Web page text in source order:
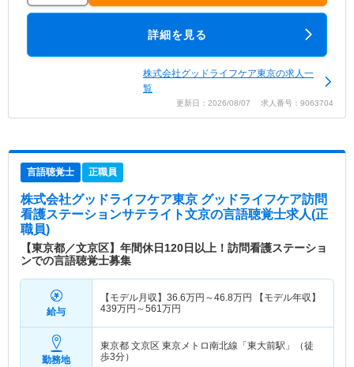
詳細を見る
株式会社グッドライフケア東京の求人一
覧
更新日：2026/08/07 求人番号：9063704
言語聴覚士 正職員
株式会社グッドライフケア東京 グッドライフケア訪問
看護ステーションサテライト文京の言語聴覚士求人(正
職員)
【東京都／文京区】年間休日120日以上！訪問看護ステーショ
ンでの言語聴覚士募集
給与
【モデル月収】 36.6万円～46.8万円
【モデル年収】
439万円～561万円
勤務地
東京都 文京区 東京メトロ南北線「東大前駅」（徒
歩3分）